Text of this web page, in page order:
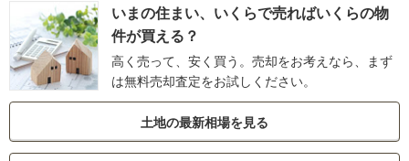
いまの住まい、いくらで売ればいくらの物
件が買える？
高く売って、安く買う。売却をお考えなら、まず
は無料売却査定をお試しください。
土地の最新相場を見る